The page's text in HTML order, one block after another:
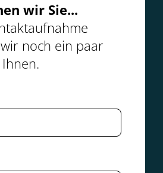
wir Sie...
noch ein paar